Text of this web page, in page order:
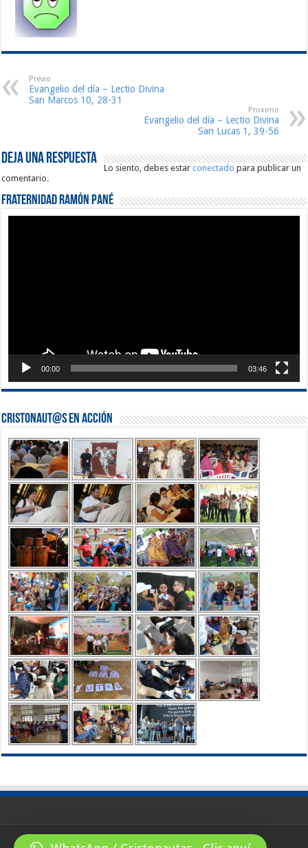
Previo
Evangelio del día – Lectio Divina
San Marcos 10, 28-31
Proximo
Evangelio del día – Lectio Divina
San Lucas 1, 39-56
Deja una respuesta
Lo siento, debes estarconectado para publicar un
comentario.
Fraternidad Ramón Pané
00:00 03:46
Cristonaut@s en Acción